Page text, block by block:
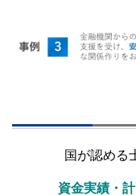
国が認める
資金実績・